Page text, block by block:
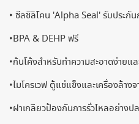
• ซีลซิลิโคน 'Alpha Seal' รับประกั
•BPA & DEHP ฟรี
•ก้นโค้งสำหรับทำความสะอาดง่ายแ
•ไมโครเวฟ ตู้แช่แข็งและเครื่องล้า
•ฝาเกลียวป้องกันการรั่วไหลอย่าง